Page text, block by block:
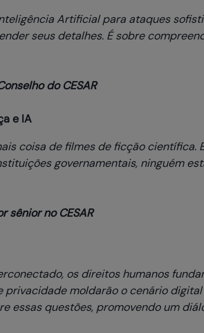
Artificial para ataques
seus detalhes. É sobre
do CESAR
e IA
coisa de filmes de ficção científica.
governamentais, ninguém
sênior no CESAR
os direitos humanos
privacidade moldarão o cenário
essas questões, promovendo um